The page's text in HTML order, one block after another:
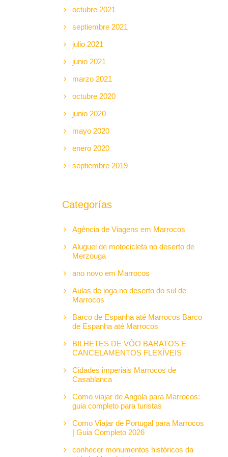
octubre 2021
septiembre 2021
julio 2021
junio 2021
marzo 2021
octubre 2020
junio 2020
mayo 2020
enero 2020
septiembre 2019
Categorías
Agência de Viagens em Marrocos
Aluguel de motocicleta no deserto de
Merzouga
ano novo em Marrocos
Aulas de ioga no deserto do sul de
Marrocos
Barco de Espanha até Marrocos Barco
de Espanha até Marrocos
BILHETES DE VÔO BARATOS E
CANCELAMENTOS FLEXÍVEIS
Cidades imperiais Marrocos de
Casablanca
Como viajar de Angola para Marrocos:
guia completo para turistas
Como Viajar de Portugal para Marrocos
| Guia Completo 2026
conhecer monumentos históricos da